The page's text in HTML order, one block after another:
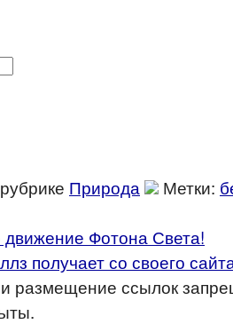
Природа Метки:
Фотона Света!
получает со своего
размещение ссылок